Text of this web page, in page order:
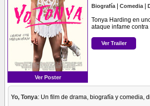
Ver Poster
Biografía| Comedia|
Tonya Harding en
ataque infame
Ver Trailer
Yo, Tonya: Un film de drama, biografía y comedia,